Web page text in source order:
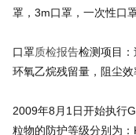
罩，3m口罩，一次性口
口罩质检报告检测项目
环氧乙烷残留量，阻尘效
2009年8月1日开始执行
粒物的防护等级分别为